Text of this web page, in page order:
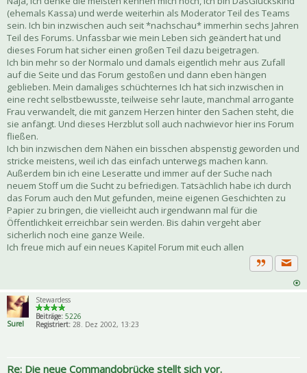
(ehemals Kassa) und werde weiterhin als Moderator Teil des Teams
sein. Ich bin inzwischen auch seit *nachschau* immerhin sechs Jahren
Teil des Forums. Unfassbar wie mein Leben sich geändert hat und
dieses Forum hat sicher einen großen Teil dazu beigetragen.
Ich bin mehr so der Normalo und damals eigentlich mehr aus Zufall
auf die Seite und das Forum gestoßen und dann eben hängen
geblieben. Mein damaliges schüchternes Ich hat sich inzwischen in
eine recht selbstbewusste, teilweise sehr laute, manchmal arrogante
Frau verwandelt, die mit ganzem Herzen hinter den Sachen steht, die
sie anfängt. Und dieses Herzblut soll auch nachwievor hier ins Forum
fließen.
Ich bin inzwischen dem Nähen ein bisschen abspenstig geworden und
stricke meistens, weil ich das einfach unterwegs machen kann.
Außerdem bin ich eine Leseratte und immer auf der Suche nach
neuem Stoff um die Sucht zu befriedigen. Tatsächlich habe ich durch
das Forum auch den Mut gefunden, meine eigenen Geschichten zu
Papier zu bringen, die vielleicht auch irgendwann mal für die
Öffentlichkeit erreichbar sein werden. Bis dahin vergeht aber
sicherlich noch eine ganze Weile.
Ich freue mich auf ein neues Kapitel Forum mit euch allen
Zitat
Surel
Stewardess
Beiträge: 5226
Registriert: 28. Dez 2002, 13:23
Re: Die neue Commandobrücke stellt sich vor.